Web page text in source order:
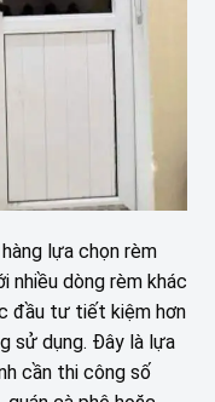
lựa chọn rèm
nhiều dòng rèm khác
đầu tư tiết kiệm hơn
sử dụng. Đây là lựa
cần thi công số